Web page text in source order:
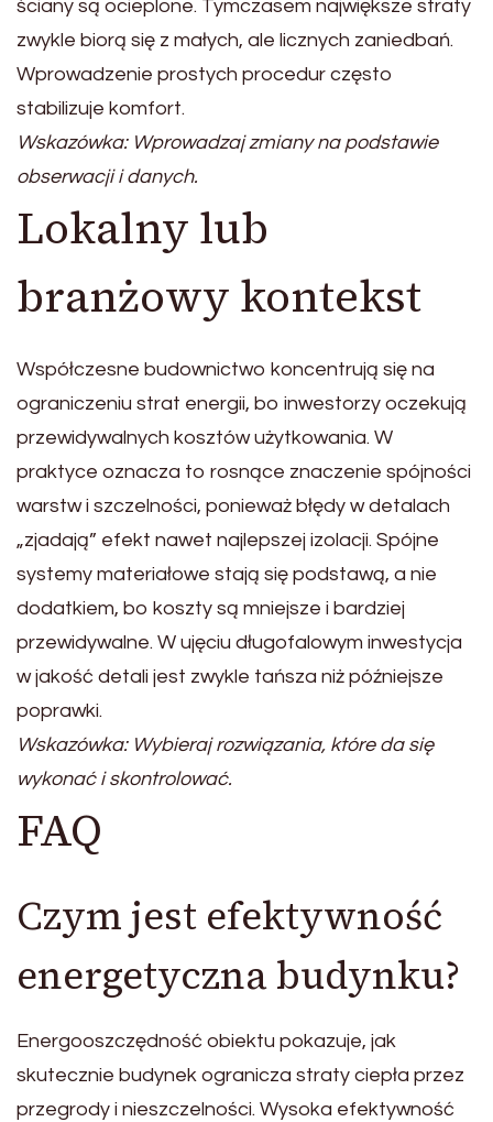
ściany są ocieplone. Tymczasem największe straty
zwykle biorą się z małych, ale licznych zaniedbań.
Wprowadzenie prostych procedur często
stabilizuje komfort.
Wskazówka: Wprowadzaj zmiany na podstawie
obserwacji i danych.
Lokalny lub
branżowy kontekst
Współczesne budownictwo koncentrują się na
ograniczeniu strat energii, bo inwestorzy oczekują
przewidywalnych kosztów użytkowania. W
praktyce oznacza to rosnące znaczenie spójności
warstw i szczelności, ponieważ błędy w detalach
„zjadają” efekt nawet najlepszej izolacji. Spójne
systemy materiałowe stają się podstawą, a nie
dodatkiem, bo koszty są mniejsze i bardziej
przewidywalne. W ujęciu długofalowym inwestycja
w jakość detali jest zwykle tańsza niż późniejsze
poprawki.
Wskazówka: Wybieraj rozwiązania, które da się
wykonać i skontrolować.
FAQ
Czym jest efektywność
energetyczna budynku?
Energooszczędność obiektu pokazuje, jak
skutecznie budynek ogranicza straty ciepła przez
przegrody i nieszczelności. Wysoka efektywność